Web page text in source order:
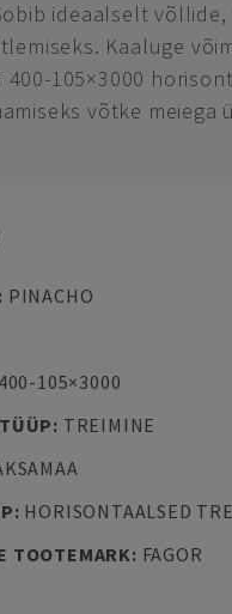
ideaalselt
Kaaluge
400-105×3000
võtke meiega
: PINACHO
105×3000
: TREIMINE
: HORISONTAALSED
TOOTEMARK: FAGOR